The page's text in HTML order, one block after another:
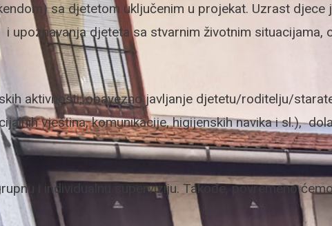
sa djetetom uključenim u projekat. Uzrast
djeteta sa stvarnim životnim
aktivnosti, obavezno javljanje djetetu/roditelju/
vještina, komunikacije, higijenskih navika i sl.),
i individualnu superviziju. Takođe, povremeno